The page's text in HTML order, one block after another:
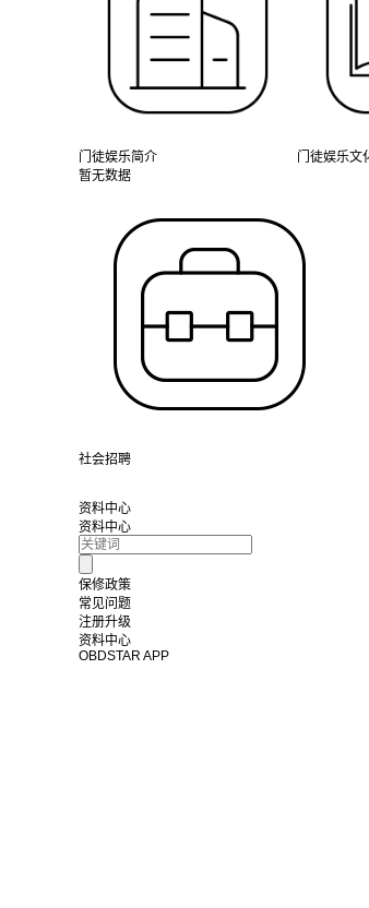
门徒娱乐简介 门徒娱乐文
暂无数据
社会招聘
资料中心
资料中心
保修政策
常见问题
注册升级
资料中心
OBDSTAR APP